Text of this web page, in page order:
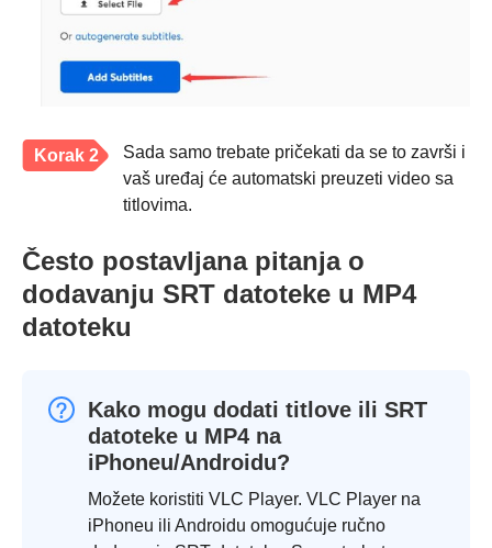
Korak 2
Sada samo trebate pričekati da se to završi i
vaš uređaj će automatski preuzeti video sa
titlovima.
Često postavljana pitanja o
dodavanju SRT datoteke u MP4
datoteku
Kako mogu dodati titlove ili SRT
datoteke u MP4 na
iPhoneu/Androidu?
Možete koristiti VLC Player. VLC Player na
iPhoneu ili Androidu omogućuje ručno